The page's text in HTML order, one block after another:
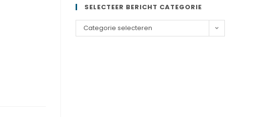
SELECTEER BERICHT CATEGORIE
Categorie selecteren